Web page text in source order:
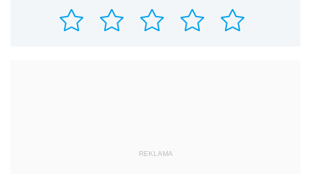
REKLAMA